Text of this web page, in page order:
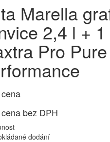
Marella
2,4 l +
Pro Pure
bez DPH
dodání